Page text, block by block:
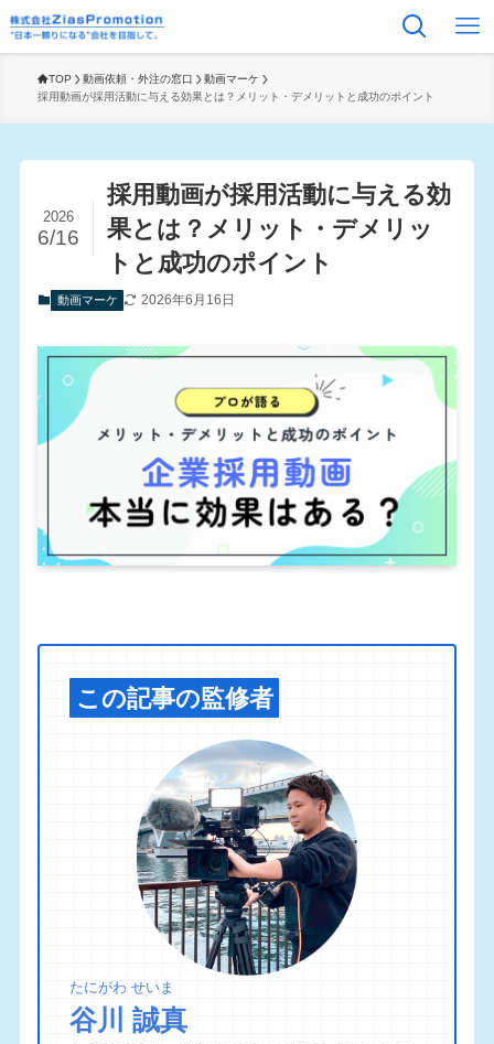
TOP 動画依頼・外注の窓口
動画マーケ
採用動画が採用活動に与える効果とは？メリット・デメリットと成功のポイント
採用動画が採用活動に与える効
果とは？メリット・デメリッ
トと成功のポイント
2026
6/16
動画マーケ 2026年6月16日
この記事の監修者
たにがわ せいま
谷川 誠真